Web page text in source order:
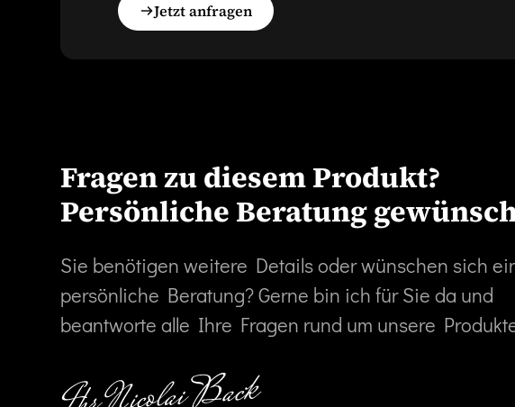
Jetzt anfragen
Fragen zu diesem Produkt?
Persönliche Beratung
Sie benötigen weitere Details oder wünschen sich
persönliche Beratung? Gerne bin ich für Sie da und
beantworte alle Ihre Fragen rund um unsere